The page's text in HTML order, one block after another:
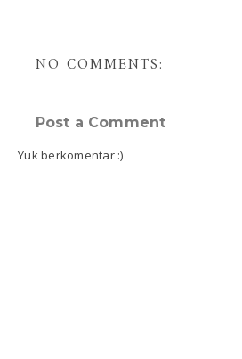
NO COMMENTS:
Post a Comment
Yuk berkomentar :)